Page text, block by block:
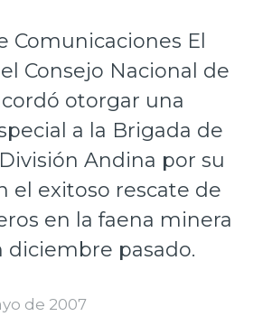
activa
Comunicaciones El
Consejo Nacional de
otorgar una
a la Brigada de
Andina por su
el exitoso rescate de
en la faena minera
diciembre pasado.
de 2007